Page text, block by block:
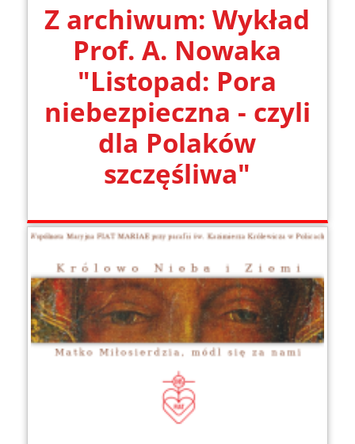
Z archiwum: Wykład
Prof. A. Nowaka
"Listopad: Pora
niebezpieczna - czyli
dla Polaków
szczęśliwa"